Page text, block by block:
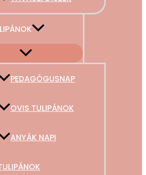
PEDAGÓGUSNAP
OVIS TULIPÁNOK
ANYÁK NAPI